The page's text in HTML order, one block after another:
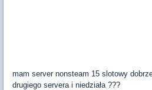
mam server nonsteam 15 slotowy
drugiego servera i niedziała ???